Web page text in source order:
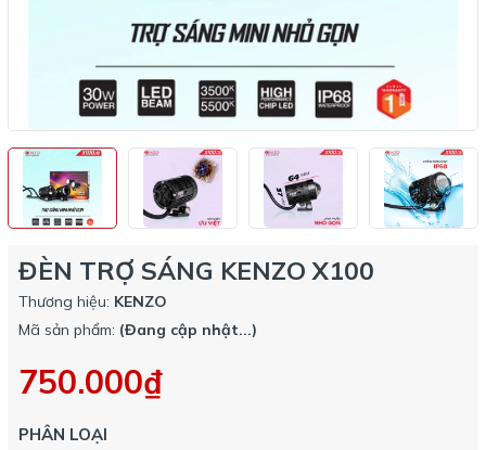
ĐÈN TRỢ SÁNG KENZO X100
Thương hiệu: KENZO
Mã sản phẩm: (Đang cập nhật...)
750.000₫
PHÂN LOẠI